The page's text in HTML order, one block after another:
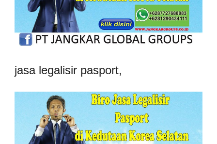
jasa legalisir pasport,